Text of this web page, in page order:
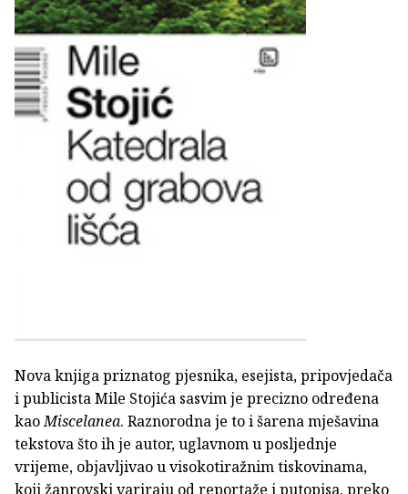
Nova knjiga priznatog pjesnika, esejista, pripovjedača
i publicista Mile Stojića sasvim je precizno određena
kaoMiscelanea. Raznorodna je to i šarena mješavina
tekstova što ih je autor, uglavnom u posljednje
vrijeme, objavljivao u visokotiražnim tiskovinama,
koji žanrovski variraju od reportaže i putopisa, preko